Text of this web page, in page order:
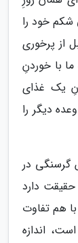
شکم خود را
از پرخوری
با خوردنِ
یک غذای
دیگر را
گرسنگی در
دارد
هم تفاوت
اندازه